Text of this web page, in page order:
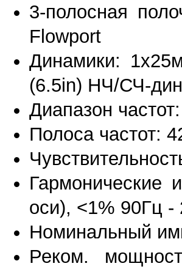
3-полосная
Flowport
Динамики:
(6.5in) НЧ/СЧ-
Диапазон
Полоса частот:
оси), <1% 90Гц -
Номинальный
Реком.